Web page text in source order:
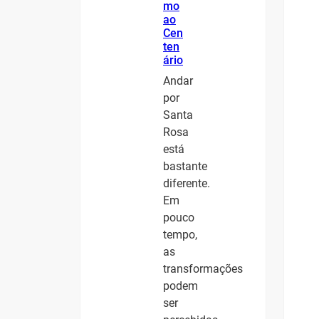
mo
ao
Cen
ten
ário
Andar
por
Santa
Rosa
está
bastante
diferente.
Em
pouco
tempo,
as
transformações
podem
ser